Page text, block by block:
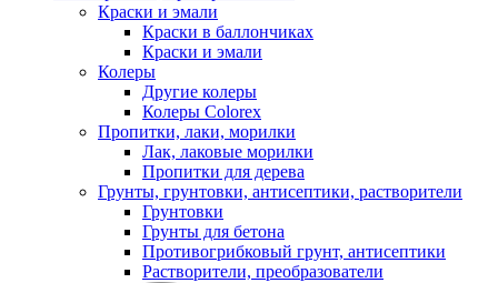
Краски и эмали
Краски в баллончиках
Краски и эмали
Колеры
Другие колеры
Колеры Colorex
Пропитки, лаки, морилки
Лак, лаковые морилки
Пропитки для дерева
Грунты, грунтовки, антисептики, растворители
Грунтовки
Грунты для бетона
Противогрибковый грунт, антисептики
Растворители, преобразователи